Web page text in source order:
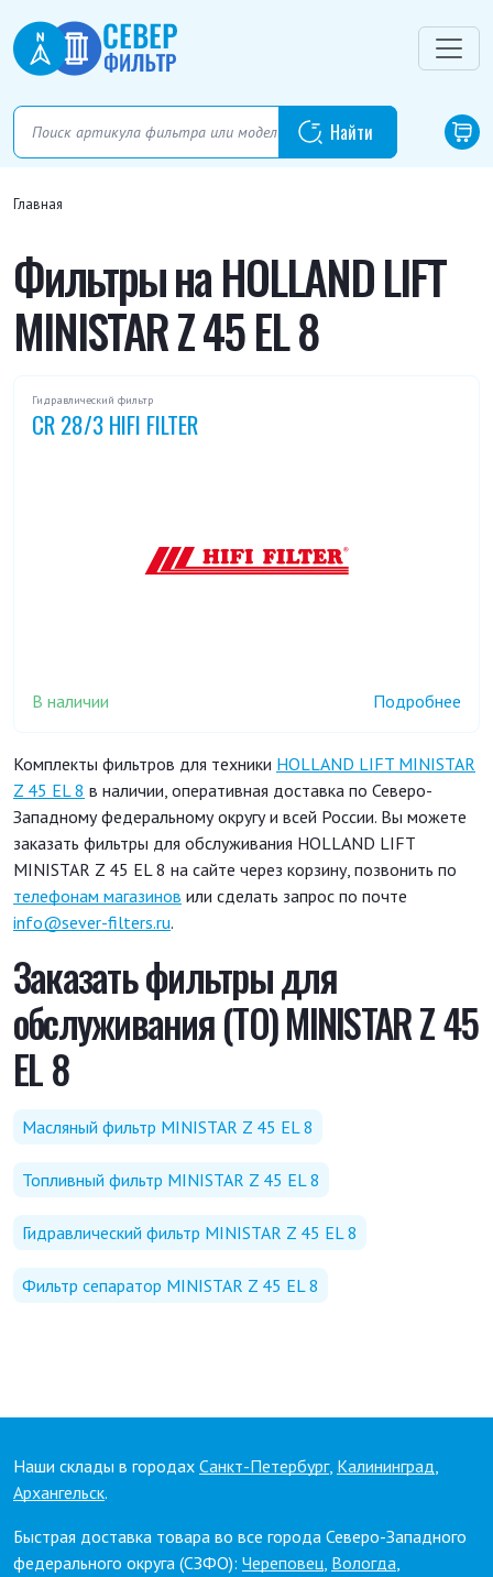
Главная
Фильтры на HOLLAND LIFT
MINISTAR Z 45 EL 8
Гидравлический фильтр
CR 28/3 HIFI FILTER
В наличии Подробнее
Комплекты фильтров для техники HOLLAND LIFT MINISTAR
Z 45 EL 8 в наличии, оперативная доставка по Северо-
Западному федеральному округу и всей России. Вы можете
заказать фильтры для обслуживания HOLLAND LIFT
MINISTAR Z 45 EL 8 на сайте через корзину, позвонить по
телефонам магазинов или сделать запрос по почте
info@sever-filters.ru.
Заказать фильтры для
обслуживания (ТО) MINISTAR Z 45
EL 8
Масляный фильтр MINISTAR Z 45 EL 8
Топливный фильтр MINISTAR Z 45 EL 8
Гидравлический фильтр MINISTAR Z 45 EL 8
Фильтр сепаратор MINISTAR Z 45 EL 8
Наши склады в городах Санкт-Петербург, Калининград,
Архангельск.
Быстрая доставка товара во все города Северо-Западного
федерального округа (СЗФО): Череповец, Вологда,